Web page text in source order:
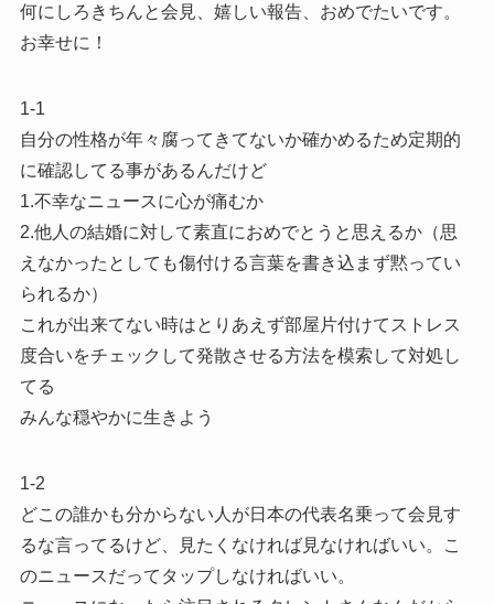
何にしろきちんと会見、嬉しい報告、おめでたいです。
お幸せに！
1-1
自分の性格が年々腐ってきてないか確かめるため定期的
に確認してる事があるんだけど
1.不幸なニュースに心が痛むか
2.他人の結婚に対して素直におめでとうと思えるか（思
えなかったとしても傷付ける言葉を書き込まず黙ってい
られるか）
これが出来てない時はとりあえず部屋片付けてストレス
度合いをチェックして発散させる方法を模索して対処し
てる
みんな穏やかに生きよう
1-2
どこの誰かも分からない人が日本の代表名乗って会見す
るな言ってるけど、見たくなければ見なければいい。こ
のニュースだってタップしなければいい。